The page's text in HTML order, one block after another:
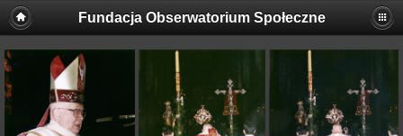
Fundacja Obserwatorium Społeczne